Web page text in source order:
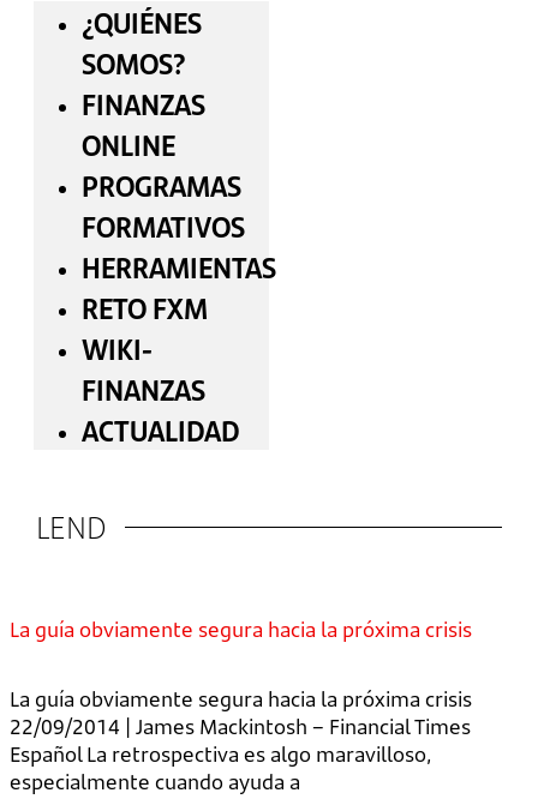
¿QUIÉNES
SOMOS?
FINANZAS
ONLINE
PROGRAMAS
FORMATIVOS
HERRAMIENTAS
RETO FXM
WIKI-
FINANZAS
ACTUALIDAD
LEND
La guía obviamente segura hacia la próxima crisis
La guía obviamente segura hacia la próxima crisis
22/09/2014 | James Mackintosh – Financial Times
Español La retrospectiva es algo maravilloso,
especialmente cuando ayuda a